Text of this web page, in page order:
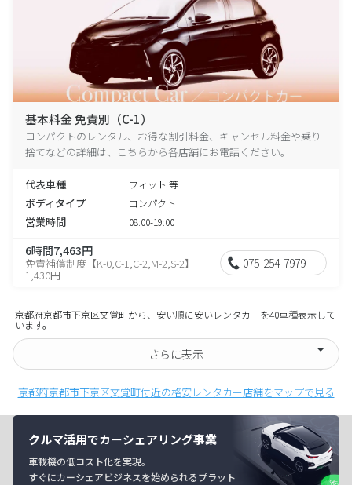
基本料金 免責別（C-1）
コンパクトのレンタル、お得な割引料金、キャンセル料金や乗り
捨てなどの詳細は、こちらから各店舗にお電話ください。
代表車種 フィット 等
ボディタイプ コンパクト
営業時間 08:00-19:00
6時間7,463円
免責補償制度【K-0,C-1,C-2,M-2,S-2】
1,430円
075-254-7979
京都府京都市下京区文覚町から、安い順に安いレンタカーを40車種表示して
います。
さらに表示
京都府京都市下京区文覚町付近の格安レンタカー店舗をマップで見る
クルマ活用でカーシェアリング事業
車載機の低コスト化を実現。
すぐにカーシェアビジネスを始められるプラット